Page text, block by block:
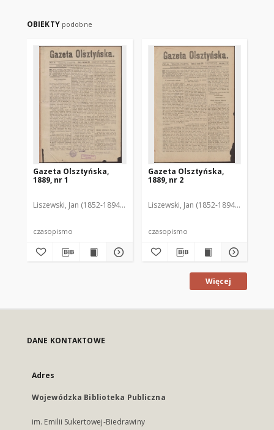
OBIEKTY podobne
Gazeta Olsztyńska,
1889, nr 1
Liszewski, Jan (1852-1894). Red.
czasopismo
Gazeta Olsztyńska,
1889, nr 2
Liszewski, Jan (1852-1894). Red.
czasopismo
Więcej
DANE KONTAKTOWE
Adres
Wojewódzka Biblioteka Publiczna
im. Emilii Sukertowej-Biedrawiny